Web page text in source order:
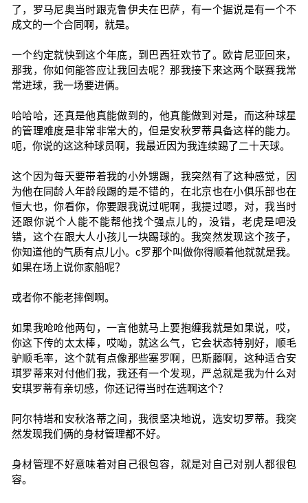
了，罗马尼奥当时跟克鲁伊夫在巴萨，有一个据说是有一个不
成文的一个合同啊，就是。
一个约定就快到这个年底，到巴西狂欢节了。欧肯尼亚回来，
那我，你如何能答应让我回去呢？那我接下来这两个联赛我常
常进球，我一场要进俩。
哈哈哈，还真是他真能做到的，他真能做到对是，而这种球星
的管理难度是非常非常大的，但是安秋罗蒂具备这样的能力。
呃，你说的这这种球员啊，我最近因为我连续踢了二十天球。
这个因为每天要带着我的小外甥踢，我突然有了这种感觉，因
为他在同龄人年龄段踢的是不错的，在北京也在小俱乐部也在
恒大也，你看你，你要跟我说过呢啊，我提过嗯，对，我当时
还跟你说个人能不能帮他找个强点儿的，没错，老虎是吧没
错，这个在跟大人小孩儿一块踢球的。我突然发现这个孩子，
你知道他的气质有点儿小。c罗那个叫做你得顺着他就就是我。
如果在场上说你家船呢？
或者你不能老摔倒啊。
如果我呛呛他两句，一言他就马上要抱缠我就是如果说，哎，
你这下传的太太棒，哎呦，就这么气，它会状态特别好，顺毛
驴顺毛率，这个就有点像那些塞罗啊，巴斯藤啊，这种适合安
琪罗蒂来对付他们我，我还有一个发现，严总就是我为什么对
安琪罗蒂有亲切感，你还记得当时在选啊这个？
阿尔特塔和安秋洛蒂之间，我很坚决地说，选安切罗蒂。我突
然发现我们俩的身材管理都不好。
身材管理不好意味着对自己很包容，就是对自己对别人都很包
容。